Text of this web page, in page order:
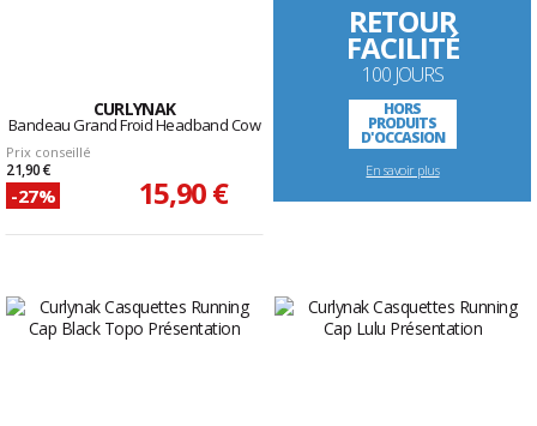
CURLYNAK
Bandeau Grand Froid Headband Cow
Prix conseillé
21,90 €
-27% 15,90 €
RETOUR
FACILITÉ
100 JOURS
HORS
PRODUITS
D'OCCASION
En savoir plus